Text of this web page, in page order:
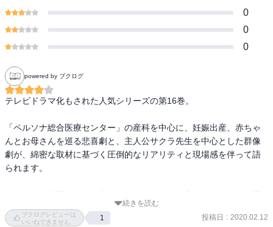
0
0
0
powered by ブクログ
テレビドラマ化もされた人気シリーズの第16巻。
「ペルソナ総合医療センター」の産科を中心に、妊娠出産、赤ちゃ
んとお母さんを巡る悲喜劇と、主人公サクラ先生を中心とした群像
劇が、綿密な取材に基づく圧倒的なリアリティと現場感を伴って語
られます。
じ舞台で、基本的に周産期医療に関して何か問題が発生し、ペルソ
ナチームがそれを解決していくという同じパターンが繰り返されて
続きを読む
ブクログレビューは
いいねできません
1 投稿日 : 2020.02.12